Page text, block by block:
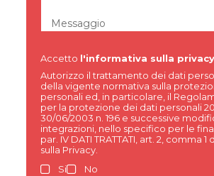
Messaggio
Accetto l'informativa sulla privacy
Autorizzo il trattamento dei dati
della vigente normativa sulla
personali ed, in particolare, il
per la protezione dei dati personali
30/06/2003 n. 196 e successive
integrazioni, nello specifico per le
par. IV DATI TRATTATI, art. 2, comma 1
sulla Privacy.
Si
No